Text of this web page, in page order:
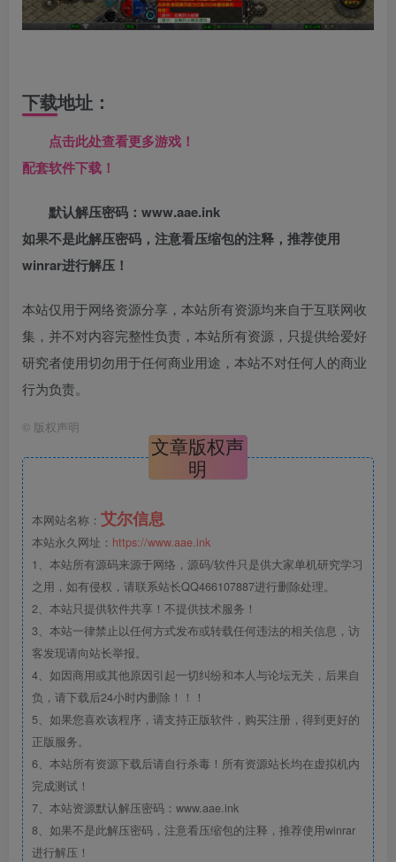
下载地址：
点击此处查看更多游戏！
配套软件下载！
默认解压密码：www.aae.ink
如果不是此解压密码，注意看压缩包的注释，推荐使用
winrar进行解压！
本站仅用于网络资源分享，本站所有资源均来自于互联网收
集，并不对内容完整性负责，本站所有资源，只提供给爱好
研究者使用切勿用于任何商业用途，本站不对任何人的商业
行为负责。
© 版权声明
文章版权声
明
本网站名称： 艾尔信息
本站永久网址： https://www.aae.ink
1、本站所有源码来源于网络，源码/软件只是供大家单机研究学习
之用，如有侵权，请联系站长QQ466107887进行删除处理。
2、本站只提供软件共享！不提供技术服务！
3、本站一律禁止以任何方式发布或转载任何违法的相关信息，访
客发现请向站长举报。
4、如因商用或其他原因引起一切纠纷和本人与论坛无关，后果自
负，请下载后24小时内删除！！！
5、如果您喜欢该程序，请支持正版软件，购买注册，得到更好的
正版服务。
6、本站所有资源下载后请自行杀毒！所有资源站长均在虚拟机内
完成测试！
7、本站资源默认解压密码：www.aae.ink
8、如果不是此解压密码，注意看压缩包的注释，推荐使用winrar
进行解压！